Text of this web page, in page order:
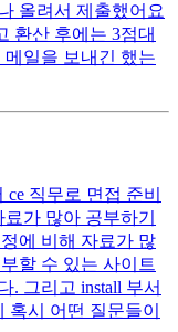
올려서 제출했어요
환산 후에는 3점대
일을 보내긴 했는
직무로 면접 준비
가 많아 공부하기
에 비해 자료가 많
할 수 있는 사이트
. 그리고 install 부서
시 어떤 질문들이